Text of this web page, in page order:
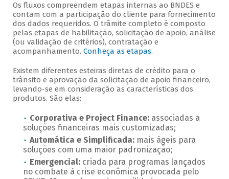
Os fluxos compreendem etapas internas ao BNDES e
contam com a participação do cliente para fornecimento
dos dados requeridos. O trâmite completo é composto
pelas etapas de habilitação, solicitação de apoio, análise
(ou validação de critérios), contratação e
acompanhamento. Conheça as etapas.
Existem diferentes esteiras diretas de crédito para o
trânsito e aprovação da solicitação de apoio financeiro,
levando-se em consideração as características dos
produtos. São elas:
Corporativa e Project Finance:associadas a
soluções financeiras mais customizadas;
Automática e Simplificada:mais ágeis para
soluções com uma maior padronização;
Emergencial:criada para programas lançados
no combate à crise econômica provocada pelo